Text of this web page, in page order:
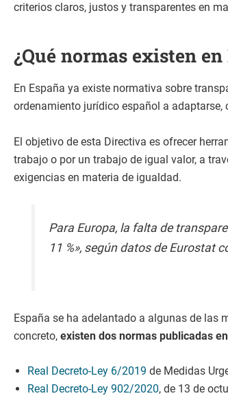
criterios claros, justos y transparentes en
¿Qué normas existen
En España ya existe normativa sobre
ordenamiento jurídico español a
El objetivo de esta Directiva es ofrecer
trabajo o por un trabajo de igual valor, a
exigencias en materia de igualdad.
Para Europa, la falta de
11 %», según datos de Eurostat
España se ha adelantado a algunas de las
concreto, existen dos normas publicadas
Real Decreto-Ley 6/2019 de Medidas
Real Decreto-Ley 902/2020, de 13 de